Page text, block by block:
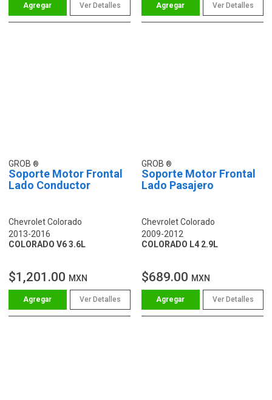
Ver Detalles Ver Detalles
GROB
Soporte Motor Frontal
Lado Conductor
Chevrolet Colorado
2013-2016
COLORADO V6 3.6L
$1,201.00 MXN
Ver Detalles
GROB
Soporte Motor Frontal
Lado Pasajero
Chevrolet Colorado
2009-2012
COLORADO L4 2.9L
$689.00 MXN
Ver Detalles